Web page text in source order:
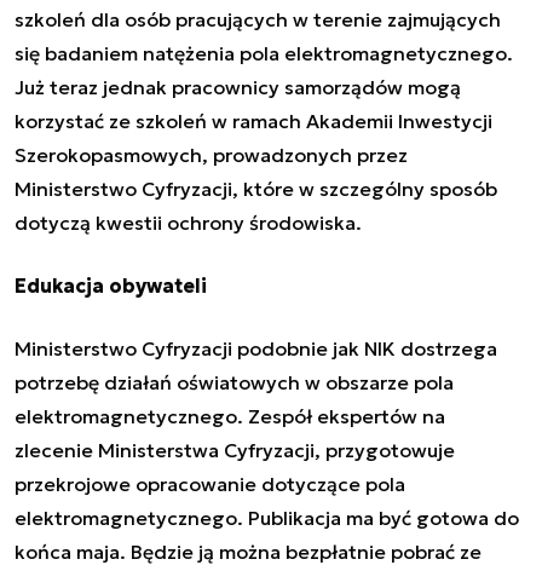
szkoleń dla osób pracujących w terenie zajmujących
się badaniem natężenia pola elektromagnetycznego.
Już teraz jednak pracownicy samorządów mogą
korzystać ze szkoleń w ramach Akademii Inwestycji
Szerokopasmowych, prowadzonych przez
Ministerstwo Cyfryzacji, które w szczególny sposób
dotyczą kwestii ochrony środowiska.
Edukacja obywateli
Ministerstwo Cyfryzacji podobnie jak NIK dostrzega
potrzebę działań oświatowych w obszarze pola
elektromagnetycznego. Zespół ekspertów na
zlecenie Ministerstwa Cyfryzacji, przygotowuje
przekrojowe opracowanie dotyczące pola
elektromagnetycznego. Publikacja ma być gotowa do
końca maja. Będzie ją można bezpłatnie pobrać ze